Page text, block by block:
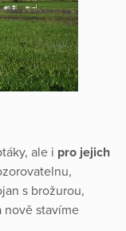
ale i pro jejich
s brožurou,
nově stavíme